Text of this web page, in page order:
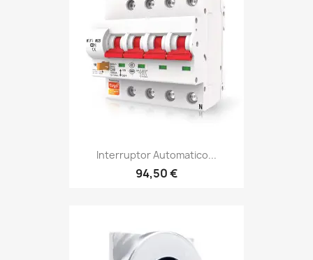
Interruptor Automatico...
94,50 €